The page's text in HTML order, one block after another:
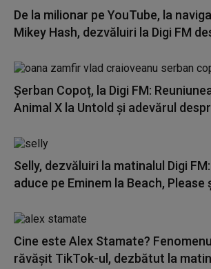
De la milionar pe YouTube, la
Mikey Hash, dezvăluiri la Digi FM
Șerban Copoț, la Digi FM:
Animal X la Untold și adevărul
Selly, dezvăluiri la matinalul Digi
aduce pe Eminem la Beach, Please
Cine este Alex Stamate?
răvășit TikTok-ul, dezbătut la